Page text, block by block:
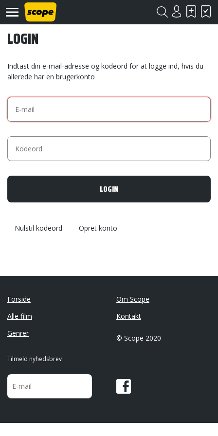
Kontakt
©
2020
LOGIN
Indtast din e-mail-adresse og kodeord for at logge ind, hvis du
allerede har en brugerkonto
Nulstil kodeord Opret konto
Forside
Alle film
Genrer
Om Scope
Kontakt
© Scope 2020
Tilmeld nyhedsbrev